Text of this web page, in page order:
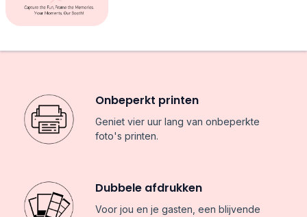
Onbeperkt printen
Geniet vier uur lang van onbeperkte
foto's printen.
Dubbele afdrukken
Voor jou en je gasten, een blijvende